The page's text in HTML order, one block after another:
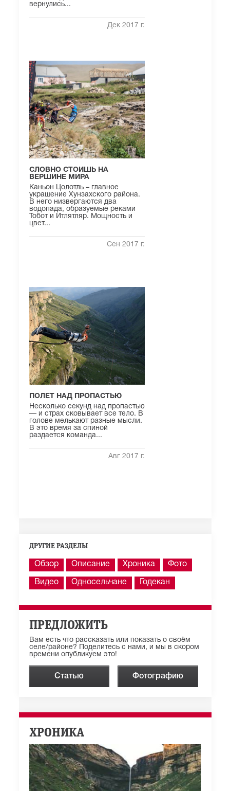
вернулись...
Дек 2017 г.
СЛОВНО СТОИШЬ НА
ВЕРШИНЕ МИРА
Каньон Цолотль – главное
украшение Хунзахского района.
В него низвергаются два
водопада, образуемые реками
Тобот и Итлятляр. Мощность и
цвет...
Сен 2017 г.
ПОЛЕТ НАД ПРОПАСТЬЮ
Несколько секунд над пропастью
— и страх сковывает все тело. В
голове мелькают разные мысли.
В это время за спиной
раздается команда...
Авг 2017 г.
ДРУГИЕ РАЗДЕЛЫ
Обзор Описание Хроника Фото
Видео Односельчане Годекан
ПРЕДЛОЖИТЬ
Вам есть что рассказать или показать о своём
селе/районе? Поделитесь с нами, и мы в скором
времени опубликуем это!
Статью Фотографию
ХРОНИКА